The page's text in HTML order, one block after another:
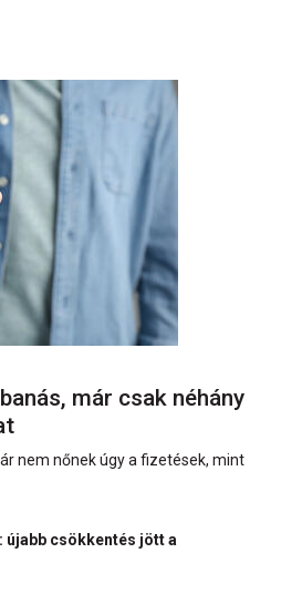
már csak néhány
nem nőnek úgy a fizetések, mint
újabb csökkentés jött a